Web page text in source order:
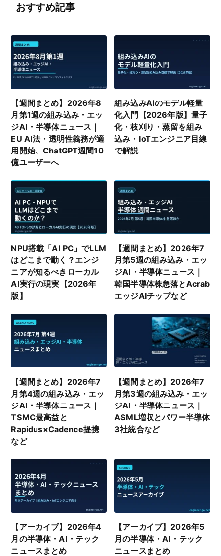
おすすめ記事
【週間まとめ】2026年8
月第1週の組み込み・エッ
ジAI・半導体ニュース｜
EU AI法・透明性義務が適
用開始、ChatGPT週間10
億ユーザーへ
組み込みAIのモデル軽量
化入門【2026年版】量子
化・枝刈り・蒸留を組み
込み・IoTエンジニア目線
で解説
NPU搭載「AI PC」でLLM
はどこまで動く？エンジ
ニアが知るべきローカル
AI実行の現実【2026年
版】
【週間まとめ】2026年7
月第5週の組み込み・エッ
ジAI・半導体ニュース｜
韓国半導体株急落とAcrab
エッジAIチップなど
【週間まとめ】2026年7
月第4週の組み込み・エッ
ジAI・半導体ニュース｜
TSMC最高益と
Rapidus×Cadence提携
など
【週間まとめ】2026年7
月第3週の組み込み・エッ
ジAI・半導体ニュース｜
ASML増収とパワー半導体
3社統合など
【アーカイブ】2026年4
月の半導体・AI・テック
ニュースまとめ
【アーカイブ】2026年5
月の半導体・AI・テック
ニュースまとめ